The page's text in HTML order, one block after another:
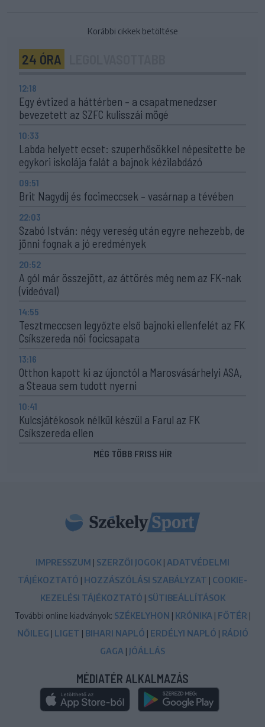
Korábbi cikkek betöltése
24 ÓRA
12:18
Egy évtized a háttérben – a csapatmenedzser
bevezetett az SZFC kulisszái mögé
10:33
Labda helyett ecset: szuperhősökkel népesítette be
egykori iskolája falát a bajnok kézilabdázó
09:51
Brit Nagydíj és focimeccsek – vasárnap a tévében
22:03
Szabó István: négy vereség után egyre nehezebb, de
jönni fognak a jó eredmények
20:52
A gól már összejött, az áttörés még nem az FK-nak
(videóval)
14:55
Tesztmeccsen legyőzte első bajnoki ellenfelét az FK
Csíkszereda női focicsapata
13:16
Otthon kapott ki az újonctól a Marosvásárhelyi ASA,
a Steaua sem tudott nyerni
10:41
Kulcsjátékosok nélkül készül a Farul az FK
Csíkszereda ellen
MÉG TÖBB FRISS HÍR
IMPRESSZUM | SZERZŐI JOGOK | ADATVÉDELMI
TÁJÉKOZTATÓ | HOZZÁSZÓLÁSI SZABÁLYZAT | COOKIE-
KEZELÉSI TÁJÉKOZTATÓ | SÜTIBEÁLLÍTÁSOK
További online kiadványok: SZÉKELYHON | KRÓNIKA | FŐTÉR |
NŐILEG | LIGET | BIHARI NAPLÓ | ERDÉLYI NAPLÓ | RÁDIÓ
GAGA | JÓÁLLÁS
MÉDIATÉR ALKALMAZÁS